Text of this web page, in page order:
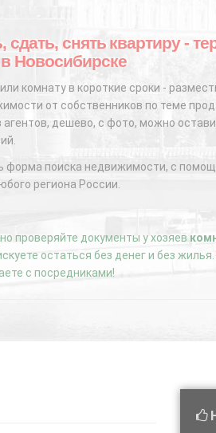
сдать, снять квартиру -
Новосибирске
комнату в короткие сроки -
от собственников по теме
агентов, дешево, с фото, можно
форма поиска недвижимости, с
региона России.
проверяйте документы у хозяев
остаться без денег и без
с посредниками!